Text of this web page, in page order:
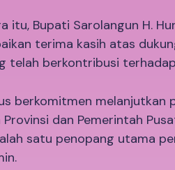
itu, Bupati Sarolangun H.
terima kasih atas
telah berkontribusi
berkomitmen melanjutkan
Provinsi dan Pemerintah
satu penopang utama